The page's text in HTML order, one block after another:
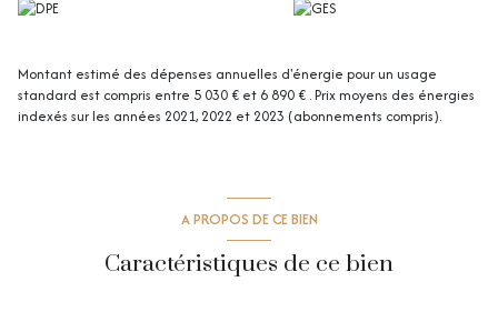
chambres-Cloison à remettre) ainsi qu'une salle de douche flambant
sol).
Une cour orientée sud-ouest d'une superficie de 45m² ainsi qu'une
grande cave saine complète cette demeure.
Montant estimé des dépenses annuelles d'énergie pour un usage
standard est compris entre 5 030 € et 6 890 € . Prix moyens des énergies
indexés sur les années 2021, 2022 et 2023 (abonnements compris).
A PROPOS DE CE BIEN
Caractéristiques de ce bien